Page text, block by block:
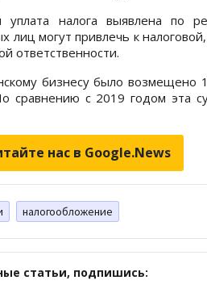
налога выявлена по
лиц могут привлечь к
ответственности.
бизнесу было возмещено
сравнению с 2019 годом эта
нас в Google.News
налогообложение
статьи, подпишись: